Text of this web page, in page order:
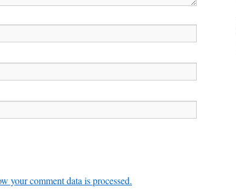
your comment data is processed.